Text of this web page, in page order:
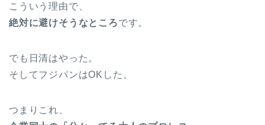
こういう理由で、
絶対に避けそうなところです。
でも日清はやった。
そしてフジパンはOKした。
つまりこれ、